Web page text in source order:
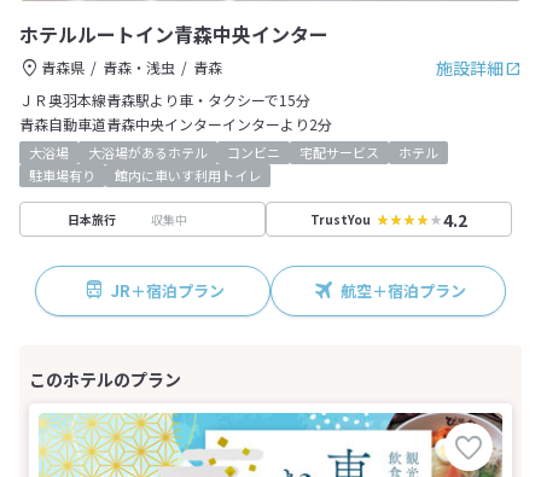
ホテルルートイン青森中央インター
施設詳細
青森県 青森・浅虫
青森
ＪＲ奥羽本線青森駅より車・タクシーで15分
青森自動車道青森中央インターインターより2分
大浴場 大浴場があるホテル コンビニ 宅配サービス
ホテル
駐車場有り
館内に車いす利用トイレ
日本旅行 収集中 TrustYou 4.2
JR＋宿泊プラン 航空＋宿泊プラン